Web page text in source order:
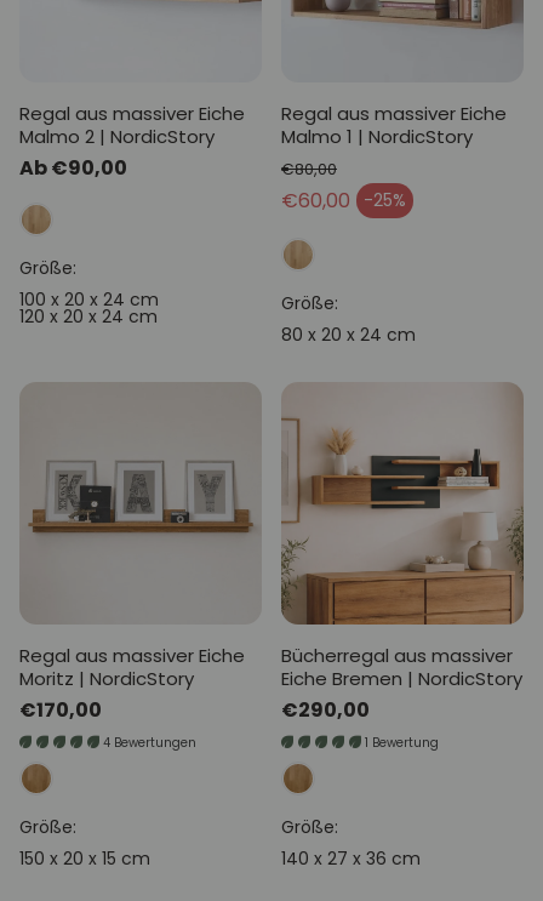
Regal aus massiver Eiche
Malmo 2 | NordicStory
Normaler
Preis
Ab €90,00
Größe:
100 x 20 x 24 cm
120 x 20 x 24 cm
Regal aus massiver Eiche
Malmo 1 | NordicStory
€60,00 -25%
Verkaufspreis
Normaler Preis
€80,00
Größe:
80 x 20 x 24 cm
Regal aus massiver Eiche
Moritz | NordicStory
Normaler
Preis
€170,00
4 Bewertungen
Größe:
150 x 20 x 15 cm
Bücherregal aus massiver
Eiche Bremen | NordicStory
Normaler
Preis
€290,00
1 Bewertung
Größe:
140 x 27 x 36 cm